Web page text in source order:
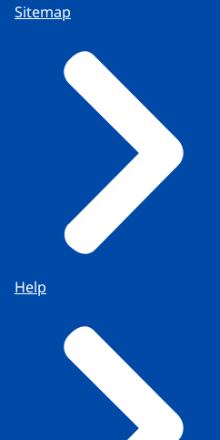
Sitemap
Help